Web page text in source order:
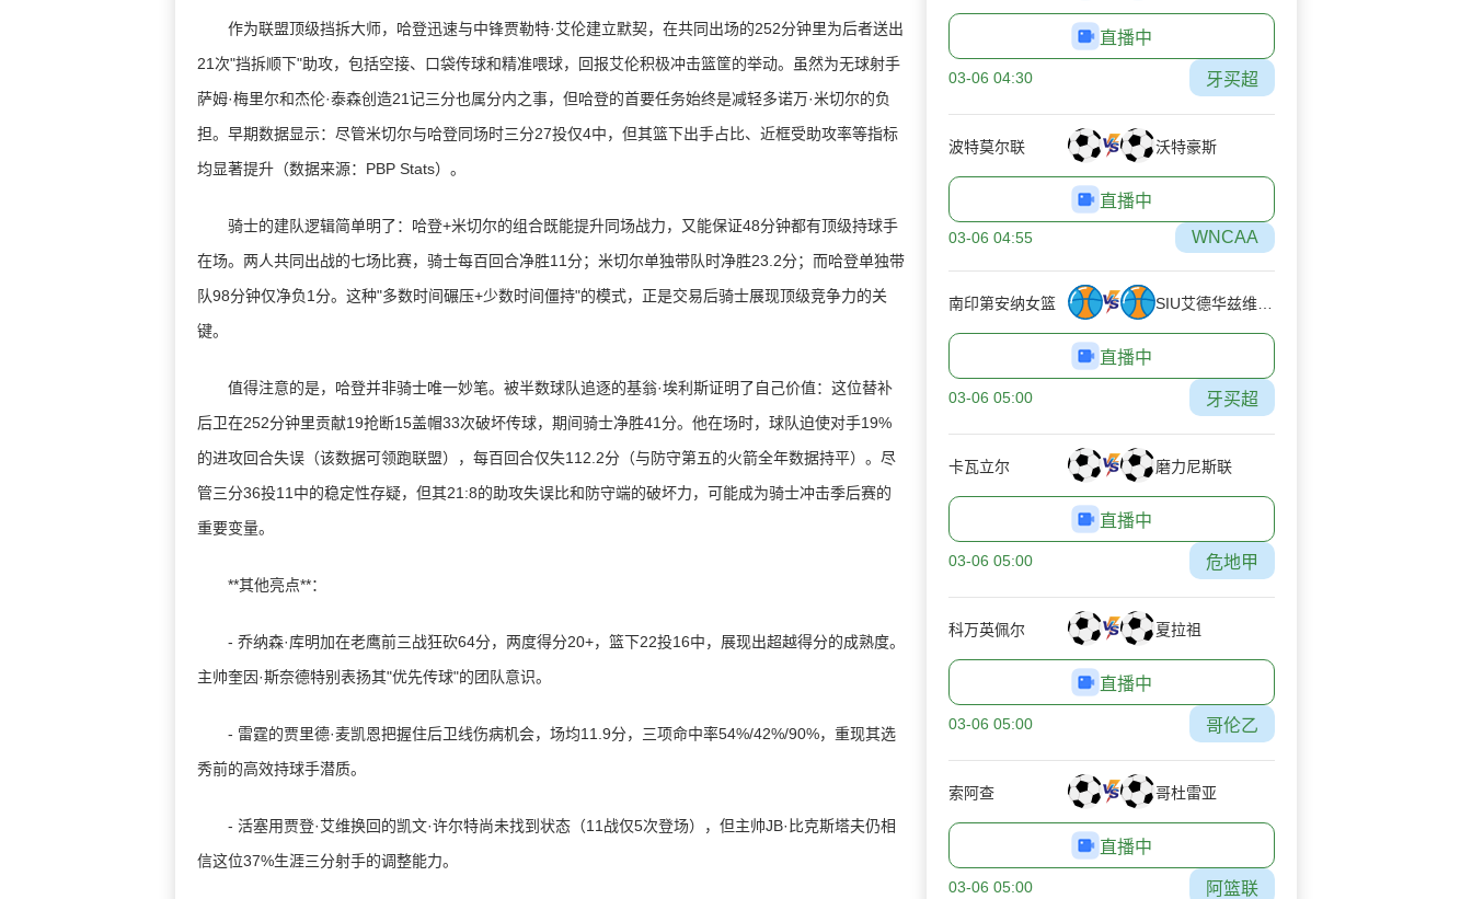
作为联盟顶级挡拆大师，哈登迅速与中锋贾勒特·艾伦建立默契，在共同出场的252分钟里为后者送出
21次"挡拆顺下"助攻，包括空接、口袋传球和精准喂球，回报艾伦积极冲击篮筐的举动。虽然为无球射手
萨姆·梅里尔和杰伦·泰森创造21记三分也属分内之事，但哈登的首要任务始终是减轻多诺万·米切尔的负
担。早期数据显示：尽管米切尔与哈登同场时三分27投仅4中，但其篮下出手占比、近框受助攻率等指标
均显著提升（数据来源：PBP Stats）。
骑士的建队逻辑简单明了：哈登+米切尔的组合既能提升同场战力，又能保证48分钟都有顶级持球手
在场。两人共同出战的七场比赛，骑士每百回合净胜11分；米切尔单独带队时净胜23.2分；而哈登单独带
队98分钟仅净负1分。这种"多数时间碾压+少数时间僵持"的模式，正是交易后骑士展现顶级竞争力的关
键。
值得注意的是，哈登并非骑士唯一妙笔。被半数球队追逐的基翁·埃利斯证明了自己价值：这位替补
后卫在252分钟里贡献19抢断15盖帽33次破坏传球，期间骑士净胜41分。他在场时，球队迫使对手19%
的进攻回合失误（该数据可领跑联盟），每百回合仅失112.2分（与防守第五的火箭全年数据持平）。尽
管三分36投11中的稳定性存疑，但其21:8的助攻失误比和防守端的破坏力，可能成为骑士冲击季后赛的
重要变量。
**其他亮点**：
- 乔纳森·库明加在老鹰前三战狂砍64分，两度得分20+，篮下22投16中，展现出超越得分的成熟度。
主帅奎因·斯奈德特别表扬其"优先传球"的团队意识。
- 雷霆的贾里德·麦凯恩把握住后卫线伤病机会，场均11.9分，三项命中率54%/42%/90%，重现其选
秀前的高效持球手潜质。
- 活塞用贾登·艾维换回的凯文·许尔特尚未找到状态（11战仅5次登场），但主帅JB·比克斯塔夫仍相
信这位37%生涯三分射手的调整能力。
直播中
03-06 04:30 牙买超
波特莫尔联 沃特豪斯
直播中
03-06 04:55 WNCAA
南印第安纳女篮 SIU艾德华兹维尔女篮
直播中
03-06 05:00 牙买超
卡瓦立尔 磨力尼斯联
直播中
03-06 05:00 危地甲
科万英佩尔 夏拉祖
直播中
03-06 05:00 哥伦乙
索阿查 哥杜雷亚
直播中
03-06 05:00 阿篮联